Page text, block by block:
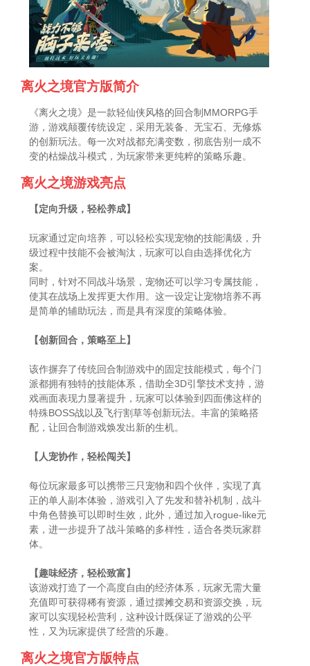
离火之境官方版简介
《离火之境》是一款轻仙侠风格的回合制MMORPG手
游，游戏颠覆传统设定，采用无装备、无宝石、无修炼
的创新玩法。每一次对战都充满变数，彻底告别一成不
变的枯燥战斗模式，为玩家带来更纯粹的策略乐趣。
离火之境游戏亮点
【定向升级，轻松养成】
玩家通过定向培养，可以轻松实现宠物的技能满级，升
级过程中技能不会被淘汰，玩家可以自由选择优化方
案。
同时，针对不同战斗场景，宠物还可以学习专属技能，
使其在战场上发挥更大作用。这一设定让宠物培养不再
是简单的辅助玩法，而是具有深度的策略体验。
【创新回合，策略至上】
该作摒弃了传统回合制游戏中的固定技能模式，每个门
派都拥有独特的技能体系，借助全3D引擎技术支持，游
戏画面表现力显著提升，玩家可以体验到四面佛这样的
特殊BOSS战以及飞行割草等创新玩法。丰富的策略搭
配，让回合制游戏焕发出新的生机。
【人宠协作，轻松闯关】
每位玩家最多可以携带三只宠物和四个伙伴，实现了真
正的单人副本体验，游戏引入了先发和替补机制，战斗
中角色替换可以即时生效，此外，通过加入rogue-like元
素，进一步提升了战斗策略的多样性，适合各类玩家群
体。
【趣味经济，轻松致富】
该游戏打造了一个高度自由的经济体系，玩家无需大量
充值即可获得稀有资源，通过摆摊交易和资源交换，玩
家可以实现轻松营利，这种设计既保证了游戏的公平
性，又为玩家提供了经营的乐趣。
离火之境官方版特点